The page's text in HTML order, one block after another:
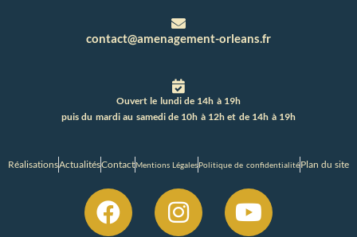
contact@amenagement-orleans.fr
Ouvert le lundi de 14h à 19h
puis du mardi au samedi de 10h à 12h et de 14h à 19h
RéalisationsActualitésContactMentions LégalesPolitique de confidentialitéPlan du site